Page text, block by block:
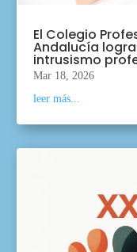
El Colegio
Andalucía
intrusismo
Mar 18, 2026
leer más...